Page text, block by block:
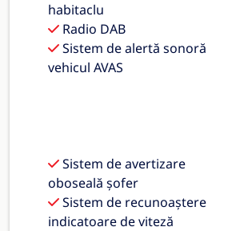
habitaclu
Radio DAB
Sistem de alertă sonoră
vehicul AVAS
Sistem de avertizare
oboseală șofer
Sistem de recunoaștere
indicatoare de viteză